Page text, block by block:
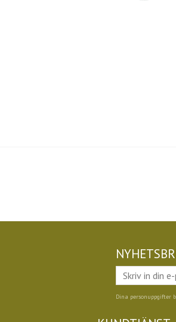
Dina personuppgifter